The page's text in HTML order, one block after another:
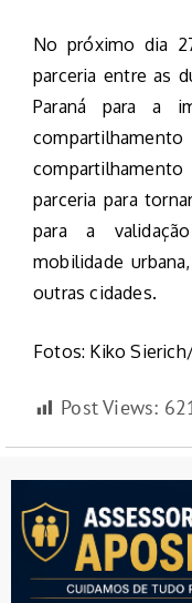
No próximo dia
parceria entre as
Paraná para a
parceria para
para a
mobilidade
outras cidades.
Fotos: Kiko
Post Views: